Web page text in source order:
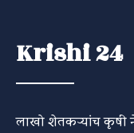
Krishi 24
लाखो शेतकऱ्यांच कृषी